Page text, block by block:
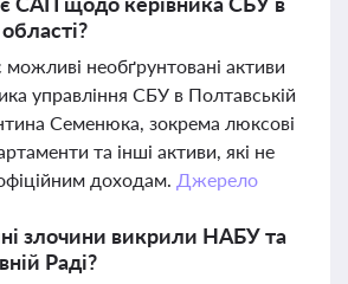
необґрунтовані активи
управління СБУ в Полтавській
Семенюка, зокрема люксові
та інші активи, які не
доходам. Джерело
злочини викрили НАБУ та
Раді?